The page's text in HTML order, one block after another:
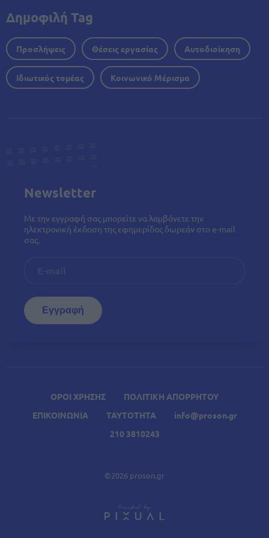
ΟΡΟΙ ΧΡΗΣΗΣ
ΠΟΛΙΤΙΚΗ ΑΠΟΡΡΗΤΟΥ
ΕΠΙΚΟΙΝΩΝΙΑ
ΤΑΥΤΟΤΗΤΑ
info@proson.gr
210 3810243
©2026 proson.gr
Δημοφιλή Tag
Προσλήψεις Θέσεις εργασίας Αυτοδιοίκηση
Ιδιωτικός τομέας Κοινωνικό Μέρισμα
Newsletter
Με την εγγραφή σας μπορείτε να λαμβάνετε την
ηλεκτρονική έκδοση της εφημερίδας δωρεάν στο e-mail
σας.